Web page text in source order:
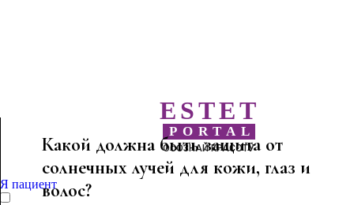
ESTET
PORTAL
ОСОЗНАЙ КРАСОТУ
Я пациент
Какой должна быть защита от
солнечных лучей для кожи, глаз и
волос?